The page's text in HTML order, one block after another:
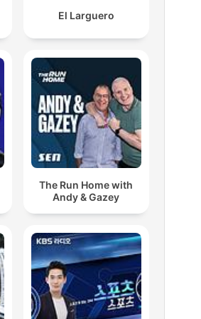
El Larguero
The Run Home with
Andy & Gazey